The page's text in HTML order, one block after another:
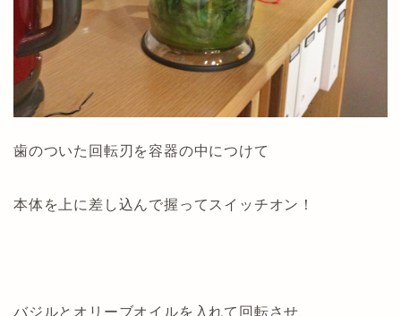
歯のついた回転刃を容器の中につけて
本体を上に差し込んで握ってスイッチオン！
バジルとオリーブオイルを入れて回転させ、